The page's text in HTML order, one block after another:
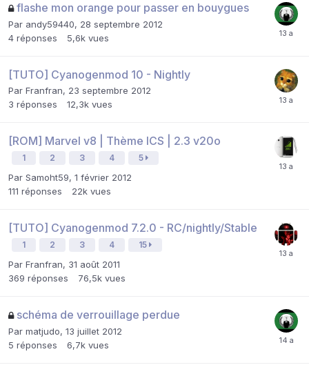
flashe mon orange pour passer en bouygues
Par andy59440, 28 septembre 2012
4 réponses 5,6k vues
[TUTO] Cyanogenmod 10 - Nightly
Par Franfran, 23 septembre 2012
3 réponses 12,3k vues
[ROM] Marvel v8 | Thème ICS | 2.3 v20o
1 2 3 4 5
Par Samoht59, 1 février 2012
111 réponses 22k vues
[TUTO] Cyanogenmod 7.2.0 - RC/nightly/Stable
1 2 3 4 15
Par Franfran, 31 août 2011
369 réponses 76,5k vues
schéma de verrouillage perdue
Par matjudo, 13 juillet 2012
5 réponses 6,7k vues